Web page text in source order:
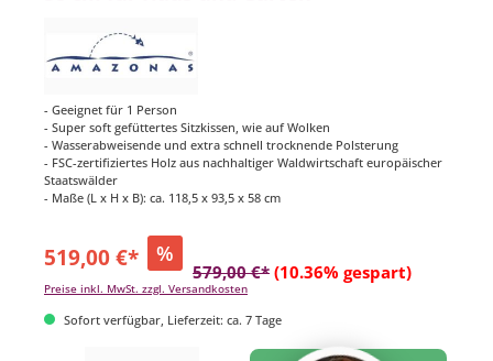
- Geeignet für 1 Person
- Super soft gefüttertes Sitzkissen, wie auf Wolken
- Wasserabweisende und extra schnell trocknende Polsterung
- FSC-zertifiziertes Holz aus nachhaltiger Waldwirtschaft europäischer
Staatswälder
- Maße (L x H x B): ca. 118,5 x 93,5 x 58 cm
519,00 €* %
579,00 €* (10.36% gespart)
Preise inkl. MwSt. zzgl. Versandkosten
Sofort verfügbar, Lieferzeit: ca. 7 Tage
Produkt Anzahl: Gib den gewünschten Wert ein oder benutze die Schaltflächen um